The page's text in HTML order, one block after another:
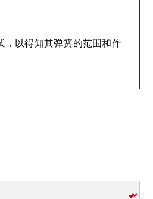
，以得知其弹簧的范围和作